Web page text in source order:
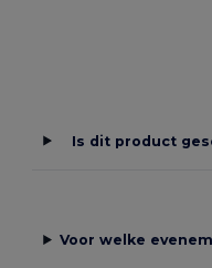
Is dit product
Voor welke